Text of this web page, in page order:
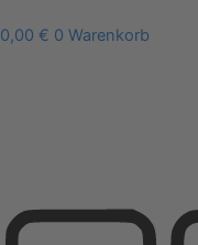
0,00 € 0 Warenkorb